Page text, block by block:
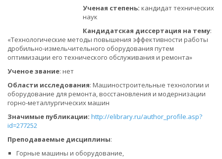
Ученая степень: кандидат технических
наук
Кандидатская диссертация на тему:
«Технологические методы повышения эффективности работы
дробильно-измельчительного оборудования путем
оптимизации его технического обслуживания и ремонта»
Ученое звание: нет
Области исследования: Машиностроительные технологии и
оборудование для ремонта, восстановления и модернизации
горно-металлургических машин
Значимые публикации: http://elibrary.ru/author_profile.asp?
id=277252
Преподаваемые дисциплины:
Горные машины и оборудование,